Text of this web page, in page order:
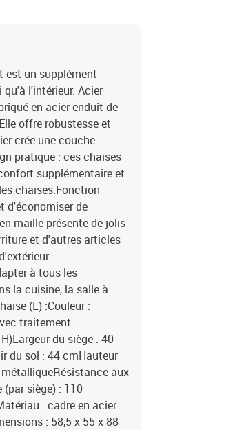
est un supplément
l'intérieur. Acier
en acier enduit de
offre robustesse et
crée une couche
pratique : ces chaises
supplémentaire et
chaises.Fonction
d'économiser de
maille présente de jolis
et d'autres articles
à tous les
la cuisine, la salle à
(L) :Couleur :
traitement
du siège : 40
du sol : 44 cmHauteur
aux
siège) : 110
: cadre en acier
: 58,5 x 55 x 88